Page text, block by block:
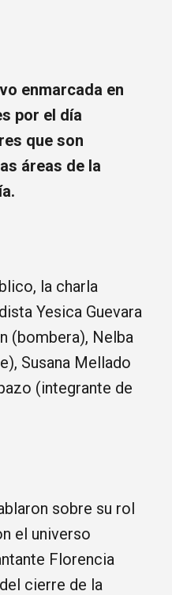
enmarcada en
por el día
que son
áreas de la
la charla
Yesica Guevara
(bombera), Nelba
Susana Mellado
(integrante de
sobre su rol
el universo
Florencia
cierre de la